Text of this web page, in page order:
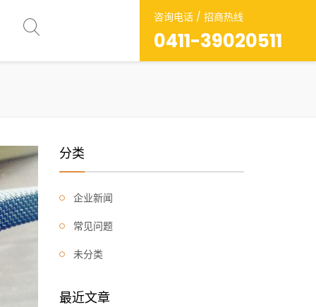
咨询电话 / 招商热线
0411-39020511
分类
企业新闻
常见问题
未分类
最近文章